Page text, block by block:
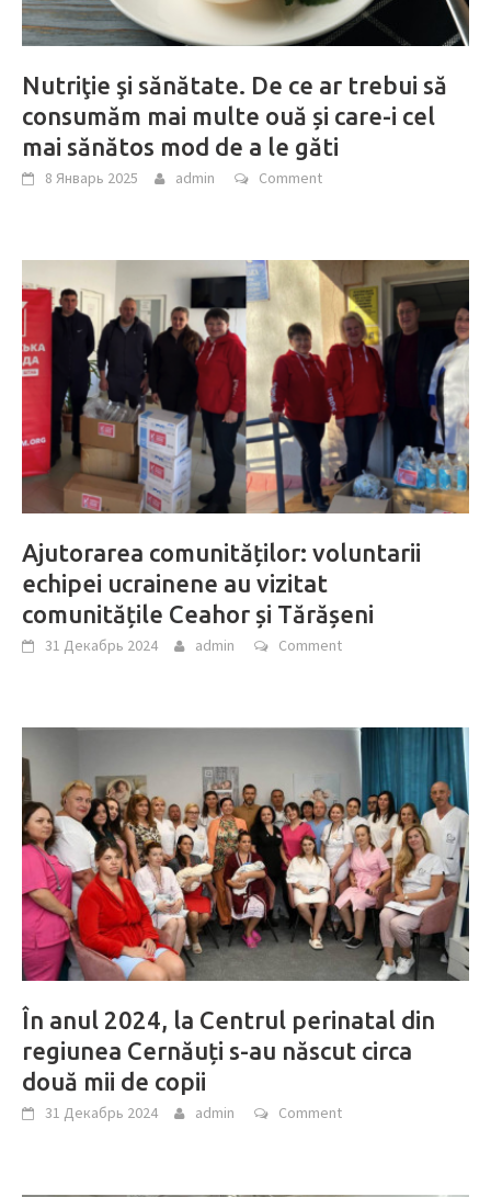
Nutriţie şi sănătate. De ce ar trebui să
consumăm mai multe ouă și care-i cel
mai sănătos mod de a le găti
8 Январь 2025 admin Comment
Ajutorarea comunităților: voluntarii
echipei ucrainene au vizitat
comunitățile Ceahor și Tărășeni
31 Декабрь 2024 admin Comment
În anul 2024, la Centrul perinatal din
regiunea Cernăuți s-au născut circa
două mii de copii
31 Декабрь 2024 admin Comment